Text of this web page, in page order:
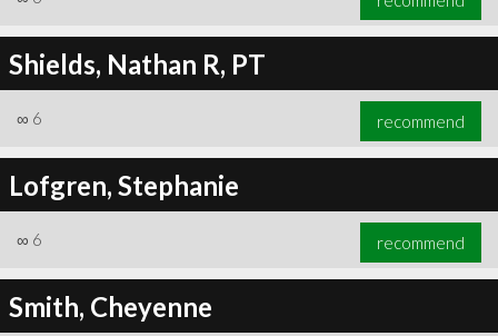
Shields, Nathan R, PT
∞ 6 recommend
Lofgren, Stephanie
∞ 6 recommend
Smith, Cheyenne